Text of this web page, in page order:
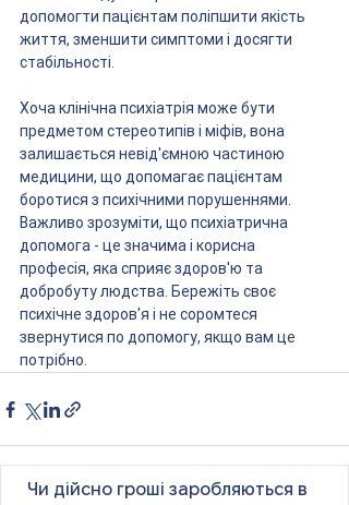
допомогти пацієнтам поліпшити якість
життя, зменшити симптоми і досягти
стабільності.
Хоча клінічна психіатрія може бути
предметом стереотипів і міфів, вона
залишається невід'ємною частиною
медицини, що допомагає пацієнтам
боротися з психічними порушеннями.
Важливо зрозуміти, що психіатрична
допомога - це значима і корисна
професія, яка сприяє здоров'ю та
добробуту людства. Бережіть своє
психічне здоров'я і не соромтеся
звернутися по допомогу, якщо вам це
потрібно.
Чи дійсно гроші заробляються в